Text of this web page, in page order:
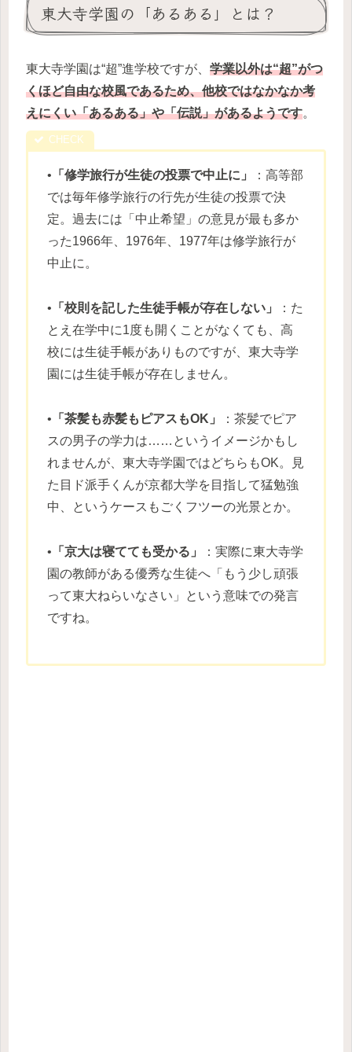
東大寺学園の「あるある」とは？
東大寺学園は“超”進学校ですが、 学業以外は“超”がつ
くほど自由な校風であるため、他校ではなかなか考
えにくい「あるある」や「伝説」があるようです。
• 「修学旅行が生徒の投票で中止に」
：高等部
では毎年修学旅行の行先が生徒の投票で決
定。過去には「中止希望」の意見が最も多か
った1966年、1976年、1977年は修学旅行が
中止に。
• 「校則を記した生徒手帳が存在しない」
：た
とえ在学中に1度も開くことがなくても、高
校には生徒手帳がありものですが、東大寺学
園には生徒手帳が存在しません。
• 「茶髪も赤髪もピアスもOK」
：茶髪でピア
スの男子の学力は……というイメージかもし
れませんが、東大寺学園ではどちらもOK。見
た目ド派手くんが京都大学を目指して猛勉強
中、というケースもごくフツーの光景とか。
• 「京大は寝てても受かる」
：実際に東大寺学
園の教師がある優秀な生徒へ「もう少し頑張
って東大ねらいなさい」という意味での発言
ですね。